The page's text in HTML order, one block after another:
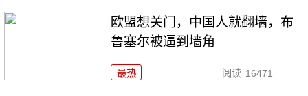
欧盟想关门，中国人就翻墙，布
鲁塞尔被逼到墙角
最热 阅读 16471